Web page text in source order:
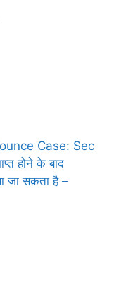
Case: Sec
होने के बाद
जा सकता है –